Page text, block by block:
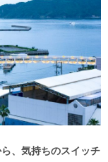
、気持ちのスイッチ